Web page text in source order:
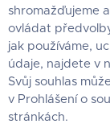
shromažďujeme
ovládat
jak používáme,
údaje, najdete v
Svůj souhlas
v Prohlášení o
stránkách.